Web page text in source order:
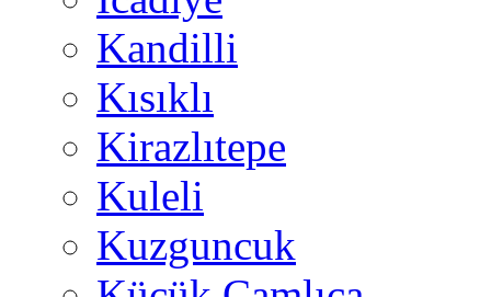
Kandilli
Kısıklı
Kirazlıtepe
Kuleli
Kuzguncuk